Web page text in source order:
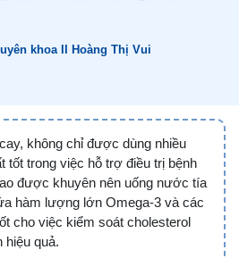
khoa II Hoàng Thị Vui
không chỉ được dùng nhiều
tốt trong việc hỗ trợ điều trị bệnh
được khuyên nên uống nước tía
hàm lượng lớn Omega-3 và các
cho việc kiểm soát cholesterol
hiệu quả.